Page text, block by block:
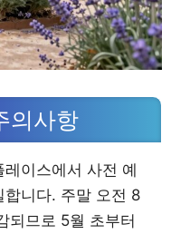
의사항
이스에서 사전 예
합니다. 주말 오전 8
되므로 5월 초부터